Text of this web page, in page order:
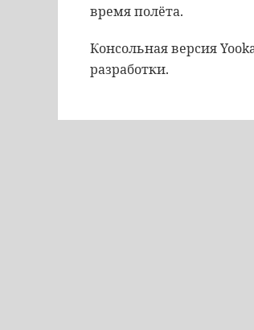
время полёта.
Консольная версия
разработки.